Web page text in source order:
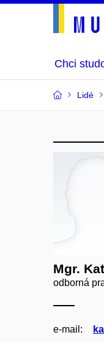
Chci
Lidé
Mgr.
odborná
e‑mail: